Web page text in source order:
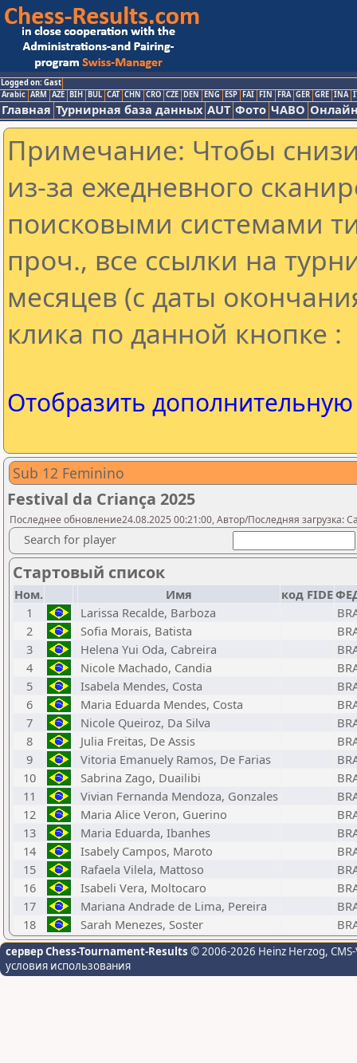
Logged on: Gast
Arabic ARM AZE BIH BUL CAT CHN CRO CZE DEN ENG ESP FAI FIN FRA GER GRE INA
Главная Турнирная база данных AUT Фото ЧАВО
Примечание: Чтобы
из-за ежедневного
поисковыми системами
проч., все ссылки на
месяцев (с даты
клика по данной кнопке :
Отобразить
Sub 12 Feminino
Festival da Criança 2025
Последнее обновление24.08.2025 00:21:00, Автор/Последняя загрузка:
Search for player
Стартовый список
Ном. Имя код FIDE
1
Larissa Recalde, Barboza
2
Sofia Morais, Batista
3
Helena Yui Oda, Cabreira
4
Nicole Machado, Candia
5
Isabela Mendes, Costa
6
Maria Eduarda Mendes, Costa
7
Nicole Queiroz, Da Silva
8
Julia Freitas, De Assis
9
Vitoria Emanuely Ramos, De Farias
10
Sabrina Zago, Duailibi
11
Vivian Fernanda Mendoza, Gonzales
12
Maria Alice Veron, Guerino
13
Maria Eduarda, Ibanhes
14
Isabely Campos, Maroto
15
Rafaela Vilela, Mattoso
16
Isabeli Vera, Moltocaro
17
Mariana Andrade de Lima, Pereira
18
Sarah Menezes, Soster
сервер Chess-Tournament-Results © 2006-2026 Heinz Herzog,
условия использования